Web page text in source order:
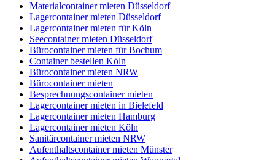
Materialcontainer mieten Düsseldorf
Lagercontainer mieten Düsseldorf
Lagercontainer mieten für Köln
Seecontainer mieten Düsseldorf
Bürocontainer mieten für Bochum
Container bestellen Köln
Bürocontainer mieten NRW
Bürocontainer mieten
Besprechnungscontainer mieten
Lagercontainer mieten in Bielefeld
Lagercontainer mieten Hamburg
Lagercontainer mieten Köln
Sanitärcontainer mieten NRW
Aufenthaltscontainer mieten Münster